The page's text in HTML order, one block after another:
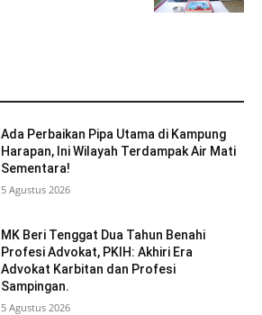
Ada Perbaikan Pipa Utama di Kampung
Harapan, Ini Wilayah Terdampak Air Mati
Sementara!
5 Agustus 2026
MK Beri Tenggat Dua Tahun Benahi
Profesi Advokat, PKIH: Akhiri Era
Advokat Karbitan dan Profesi
Sampingan.
5 Agustus 2026